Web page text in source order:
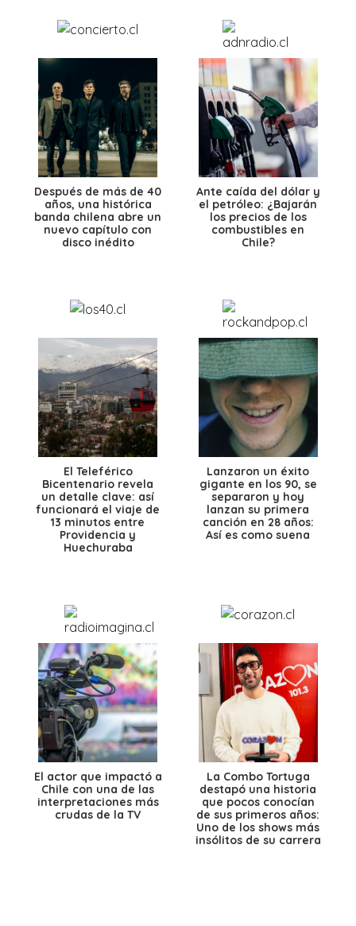
Después de más de 40
años, una histórica
banda chilena abre un
nuevo capítulo con
disco inédito
Ante caída del dólar y
el petróleo: ¿Bajarán
los precios de los
combustibles en
Chile?
El Teleférico
Bicentenario revela
un detalle clave: así
funcionará el viaje de
13 minutos entre
Providencia y
Huechuraba
Lanzaron un éxito
gigante en los 90, se
separaron y hoy
lanzan su primera
canción en 28 años:
Así es como suena
El actor que impactó a
Chile con una de las
interpretaciones más
crudas de la TV
La Combo Tortuga
destapó una historia
que pocos conocían
de sus primeros años:
Uno de los shows más
insólitos de su carrera